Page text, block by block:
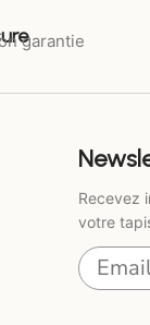
garantie
Recevez
votre